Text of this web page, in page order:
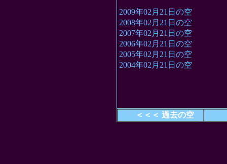
2009年02月21日の空
2008年02月21日の空
2007年02月21日の空
2006年02月21日の空
2005年02月21日の空
2004年02月21日の空
＜＜＜ 過去の空